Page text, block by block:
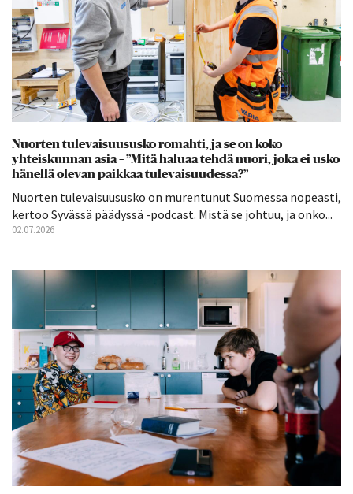
Nuorten tulevaisuususko romahti, ja se on koko
yhteiskunnan asia – ”Mitä haluaa tehdä nuori, joka ei usko
hänellä olevan paikkaa tulevaisuudessa?”
Nuorten tulevaisuususko on murentunut Suomessa nopeasti,
kertoo Syvässä päädyssä -podcast. Mistä se johtuu, ja onko...
02.07.2026